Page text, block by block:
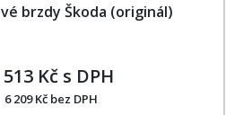
brzdy Škoda (originál)
513 Kč s DPH
6 209 Kč bez DPH